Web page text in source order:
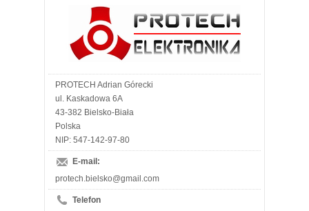
PROTECH Adrian Górecki
ul. Kaskadowa 6A
43-382 Bielsko-Biała
Polska
NIP: 547-142-97-80
E-mail:
protech.bielsko@gmail.com
Telefon